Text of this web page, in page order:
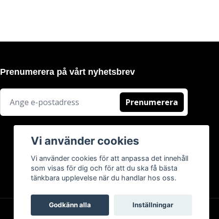
Prenumerera på vårt nyhetsbrev
Prenumerera
Vi använder cookies
Vi använder cookies för att anpassa det innehåll
som visas för dig och för att du ska få bästa
tänkbara upplevelse när du handlar hos oss.
Godkänn alla Inställningar